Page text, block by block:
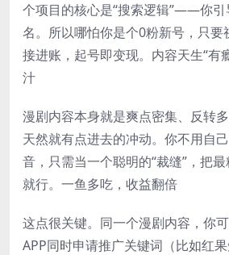
个项目的核心是“搜索逻辑”——你引
名。所以哪怕你是个0粉新号，只要
接进账，起号即变现。内容天生“有
汁
漫剧内容本身就是爽点密集、反转
天然就有点进去的冲动。你不用自
音，只需当一个聪明的“裁缝”，把
就行。一鱼多吃，收益翻倍
这点很关键。同一个漫剧内容，你
APP同时申请推广关键词（比如红果